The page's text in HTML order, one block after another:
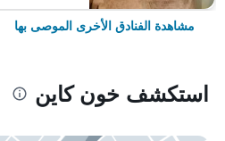
مشاهدة الفنادق الأخرى الموصى بها
استكشف خون كاين